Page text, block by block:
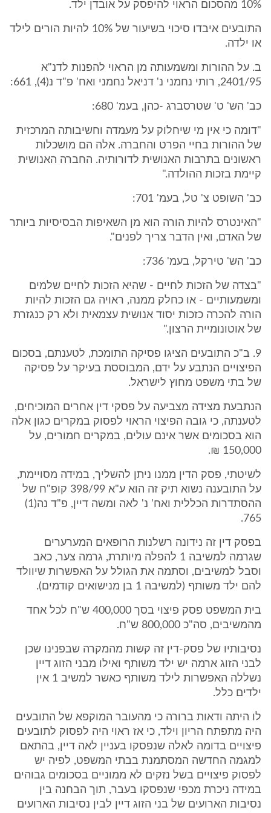
10% מהסכום הראוי להיפסק על אובדן ילד.
התובעים איבדו סיכוי בשיעור של 10% להיות הורים לילד
או ילדה.
ב. על ההורות ומשמעותה מן הראוי להפנות לדנ"א
2401/95, רותי נחמני נ' דניאל נחמני ואח' פ"ד נ(4), 661:
כב' הש' ט' שטרסברג -כהן, בעמ' 680:
"דומה כי אין מי שיחלוק על מעמדה וחשיבותה המרכזית
של ההורות בחיי הפרט והחברה. אלה הם מושכלות
ראשונים בתרבות האנושית לדורותיה. החברה האנושית
קיימת בזכות ההולדה."
כב' השופט צ' טל, בעמ' 701:
"האינטרס להיות הורה הוא מן השאיפות הבסיסיות ביותר
של האדם, ואין הדבר צריך לפנים".
כב' הש' טירקל, בעמ' 736:
"בצדה של הזכות לחיים - שהיא הזכות לחיים שלמים
ומשמעותיים - או כחלק ממנה, ראויה גם הזכות להיות
הורה להכרה כזכות יסוד אנושית עצמאית ולא רק כנגזרת
של אוטונומיית הרצון."
9. ב"כ התובעים הציגו פסיקה התומכת, לטענתם, בסכום
הפיצויים הנתבע על ידם, המבוססת בעיקר על פסיקה
של בתי משפט מחוץ לישראל.
הנתבעת מצידה מצביעה על פסקי דין אחרים המוכיחים,
לטענתה, כי גובה הפיצוי הראוי לפסוק במקרים כגון אלה
הוא בסכומים אשר אינם עולים, במקרים חמורים, על
150,000 ₪.
לשיטתי, פסק הדין ממנו ניתן להשליך, במידה מסויימת,
על התובענה נשוא תיק זה הוא ע"א 398/99 קופ"ח של
ההסתדרות הכללית ואח' נ' לאה ומשה דיין, פ"ד נה(1)
765.
בפסק דין זה נידונה רשלנות הרופאים המערערים
שגרמה למשיבה 1 להפלה מיותרת, גרמה צער, כאב
וסבל למשיבים, וסתמה את הגולל על האפשרות שיוולד
להם ילד משותף (למשיבה 1 בן מנישואים קודמים).
בית המשפט פסק פיצוי בסך 400,000 ש"ח לכל אחד
מהמשיבים, סה"כ 800,000 ש"ח.
נסיבותיו של פסק-דין זה קשות מהמקרה שבפנינו שכן
לבני הזוג ארמה יש ילד משותף ואילו מבני הזוג דיין
נשללה האפשרות לילד משותף כאשר למשיב 1 אין
ילדים כלל.
לו היתה ודאות ברורה כי מהעובר המוקפא של התובעים
היה מתפתח הריון וילד, כי אז ראוי היה לפסוק לתובעים
פיצויים בדומה לאלה שנפסקו בעניין לאה דיין, בהתאם
למגמה החדשה המסתמנת בבתי המשפט, לפיה יש
לפסוק פיצויים בשל נזקים לא ממוניים בסכומים גבוהים
במידה ניכרת מכפי שנפסקו בעבר, תוך הבחנה בין
נסיבות הארועים של בני הזוג דיין לבין נסיבות הארועים